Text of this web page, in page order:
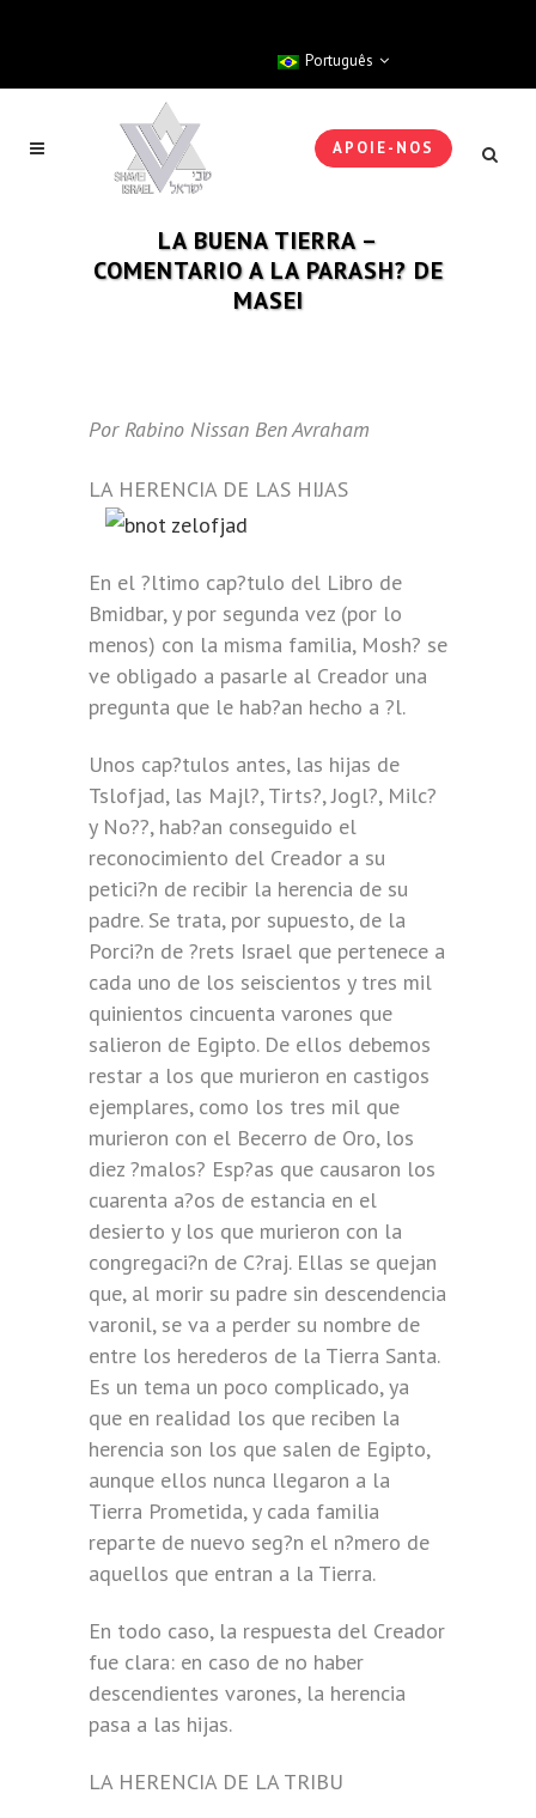
Português
APOIE-NOS
LA BUENA TIERRA –
COMENTARIO A LA PARASH? DE
MASEI
Por Rabino Nissan Ben Avraham
LA HERENCIA DE LAS HIJAS
En el ?ltimo cap?tulo del Libro de
Bmidbar, y por segunda vez (por lo
menos) con la misma familia, Mosh? se
ve obligado a pasarle al Creador una
pregunta que le hab?an hecho a ?l.
Unos cap?tulos antes, las hijas de
Tslofjad, las Majl?, Tirts?, Jogl?, Milc?
y No??, hab?an conseguido el
reconocimiento del Creador a su
petici?n de recibir la herencia de su
padre. Se trata, por supuesto, de la
Porci?n de ?rets Israel que pertenece a
cada uno de los seiscientos y tres mil
quinientos cincuenta varones que
salieron de Egipto. De ellos debemos
restar a los que murieron en castigos
ejemplares, como los tres mil que
murieron con el Becerro de Oro, los
diez ?malos? Esp?as que causaron los
cuarenta a?os de estancia en el
desierto y los que murieron con la
congregaci?n de C?raj. Ellas se quejan
que, al morir su padre sin descendencia
varonil, se va a perder su nombre de
entre los herederos de la Tierra Santa.
Es un tema un poco complicado, ya
que en realidad los que reciben la
herencia son los que salen de Egipto,
aunque ellos nunca llegaron a la
Tierra Prometida, y cada familia
reparte de nuevo seg?n el n?mero de
aquellos que entran a la Tierra.
En todo caso, la respuesta del Creador
fue clara: en caso de no haber
descendientes varones, la herencia
pasa a las hijas.
LA HERENCIA DE LA TRIBU